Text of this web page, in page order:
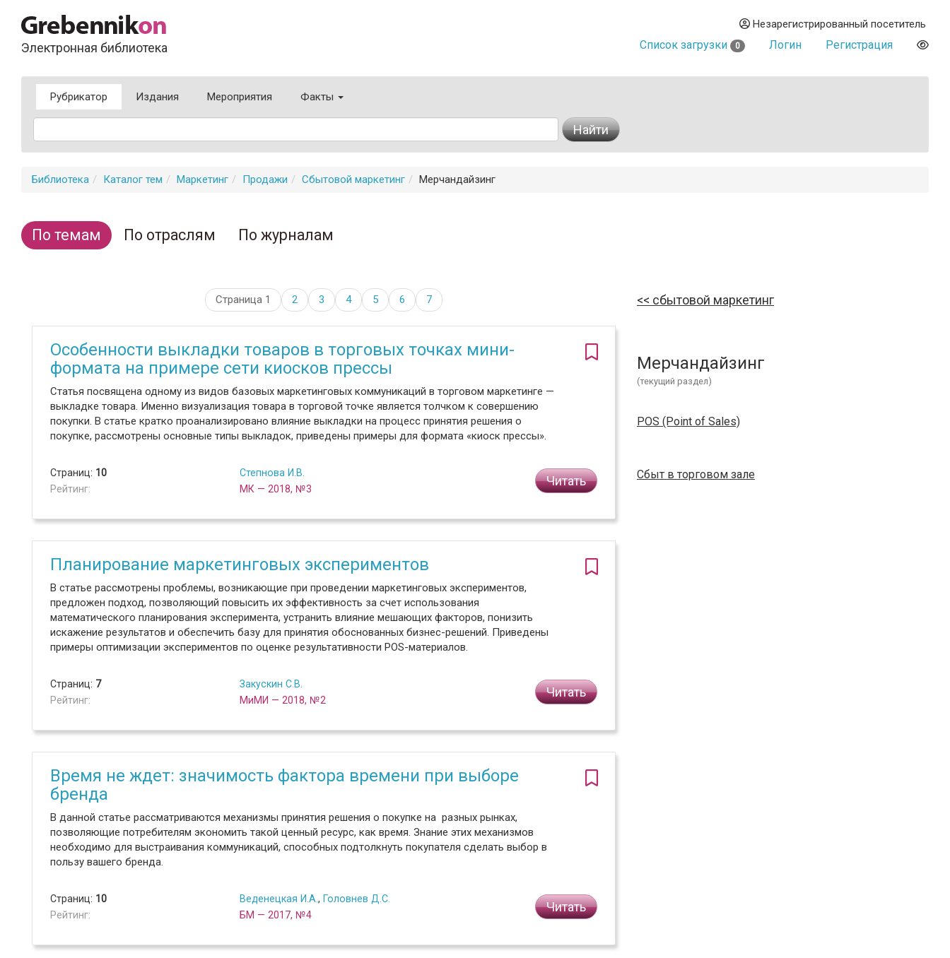
Электронная библиотека
Незарегистрированный посетитель
Список загрузки 0 Логин Регистрация
Рубрикатор Издания Мероприятия Факты
Найти
Библиотека Каталог тем Маркетинг Продажи Сбытовой маркетинг Мерчандайзинг
По темам По отраслям По журналам
Страница 1 2 3 4 5 6 7
Особенности выкладки товаров в торговых точках мини-
формата на примере сети киосков прессы
Статья посвящена одному из видов базовых маркетинговых коммуникаций в торговом маркетинге —
выкладке товара. Именно визуализация товара в торговой точке является толчком к совершению
покупки. В статье кратко проанализировано влияние выкладки на процесс принятия решения о
покупке, рассмотрены основные типы выкладок, приведены примеры для формата «киоск прессы».
Страниц: 10
Рейтинг:
Степнова И.В.
МК — 2018, №3
Читать
Планирование маркетинговых экспериментов
В статье рассмотрены проблемы, возникающие при проведении маркетинговых экспериментов,
предложен подход, позволяющий повысить их эффективность за счет использования
математического планирования эксперимента, устранить влияние мешающих факторов, понизить
искажение результатов и обеспечить базу для принятия обоснованных бизнес-решений. Приведены
примеры оптимизации экспериментов по оценке результативности POS-материалов.
Страниц: 7
Рейтинг:
Закускин С.В.
МиМИ — 2018, №2
Читать
Время не ждет: значимость фактора времени при выборе
бренда
В данной статье рассматриваются механизмы принятия решения о покупке на разных рынках,
позволяющие потребителям экономить такой ценный ресурс, как время. Знание этих механизмов
необходимо для выстраивания коммуникаций, способных подтолкнуть покупателя сделать выбор в
пользу вашего бренда.
Страниц: 10
Рейтинг:
Веденецкая И.А. , Головнев Д.С.
БМ — 2017, №4
Читать
сбытовой маркетинг
Мерчандайзинг
(текущий раздел)
POS (Point of Sales)
Сбыт в торговом зале